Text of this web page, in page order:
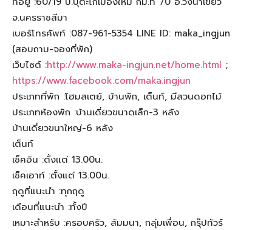
จ.นครราชสีมา
เบอร์โทรศัพท์ :087-961-5354 LINE ID: maka_ingjun
(สอบถาม-จองที่พัก)
เว็บไซต์ :http://www.maka-ingjun.net/home.html ;
https://www.facebook.com/maka.ingjun
ประเภทที่พัก :โฮมสเตย์, บ้านพัก, เต็นท์, มีสวนดอกไม้
ประเภทห้องพัก :บ้านเดี่ยวขนาดเล็ก-3 หลัง
บ้านเดี่ยวขนาใหญ่-6 หลัง
เต็นท์
เช็คอิน :ตั้งแต่ 13.00น.
เช็คเอาท์ :ตั้งแต่ 13.00น.
ฤดูที่แนะนำ :ทุกฤดู
เดือนที่แนะนำ :ทั้งปี
เหมาะสำหรับ :ครอบครัว, สัมมนา, กลุ่มเพื่อน, กรุ๊ปทัวร์